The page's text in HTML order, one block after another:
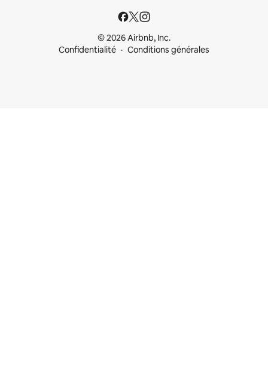
© 2026 Airbnb, Inc.
Confidentialité
Conditions générales